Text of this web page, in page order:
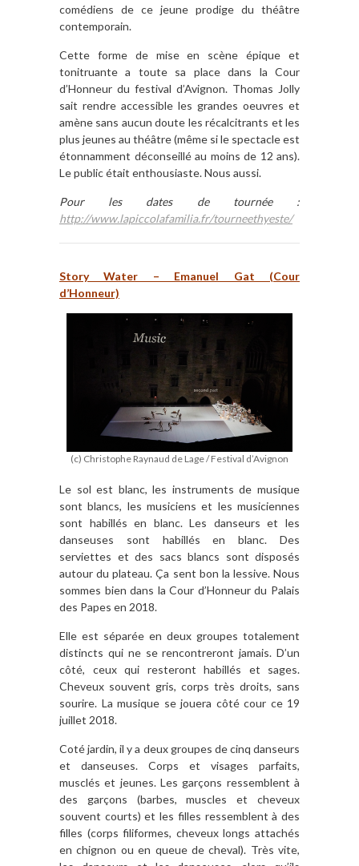
comédiens de ce jeune prodige du théâtre
contemporain.
Cette forme de mise en scène épique et
tonitruante a toute sa place dans la Cour
d’Honneur du festival d’Avignon. Thomas Jolly
sait rendre accessible les grandes oeuvres et
amène sans aucun doute les récalcitrants et les
plus jeunes au théâtre (même si le spectacle est
étonnamment déconseillé au moins de 12 ans).
Le public était enthousiaste. Nous aussi.
Pour les dates de tournée :
http://www.lapiccolafamilia.fr/tourneethyeste/
Story Water – Emanuel Gat (Cour
d’Honneur)
(c) Christophe Raynaud de Lage / Festival d’Avignon
Le sol est blanc, les instruments de musique
sont blancs, les musiciens et les musiciennes
sont habillés en blanc. Les danseurs et les
danseuses sont habillés en blanc. Des
serviettes et des sacs blancs sont disposés
autour du plateau. Ça sent bon la lessive. Nous
sommes bien dans la Cour d’Honneur du Palais
des Papes en 2018.
Elle est séparée en deux groupes totalement
distincts qui ne se rencontreront jamais. D’un
côté, ceux qui resteront habillés et sages.
Cheveux souvent gris, corps très droits, sans
sourire. La musique se jouera côté cour ce 19
juillet 2018.
Coté jardin, il y a deux groupes de cinq danseurs
et danseuses. Corps et visages parfaits,
musclés et jeunes. Les garçons ressemblent à
des garçons (barbes, muscles et cheveux
souvent courts) et les filles ressemblent à des
filles (corps filiformes, cheveux longs attachés
en chignon ou en queue de cheval). Très vite,